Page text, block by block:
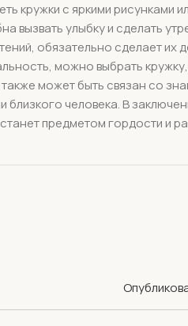
кружки с яркими рисунками
улыбку и сделать
обязательно сделает
можно выбрать
может быть связан со
человека. В
предметом гордости и